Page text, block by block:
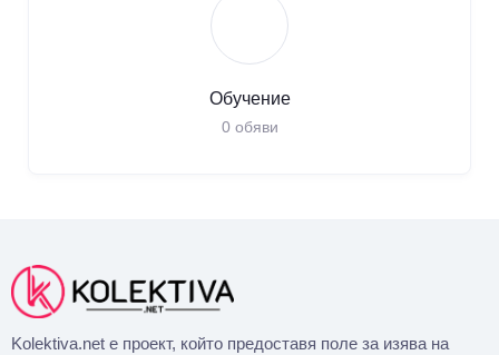
Обучение
0 обяви
Kolektiva.net е проект, който предоставя поле за изява на